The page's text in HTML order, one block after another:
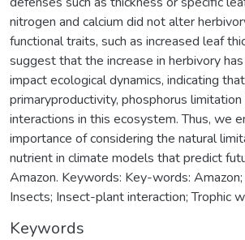
nitrogen and calcium did not alter
functional traits, such as increased leaf
suggest that the increase in herbivory
impact ecological dynamics, indicating
primaryproductivity, phosphorus
interactions in this ecosystem. Thus, we
importance of considering the natural
nutrient in climate models that predict
Amazon. Keywords: Key-words:
Insects; Insect-plant interaction; Trophic
Keywords